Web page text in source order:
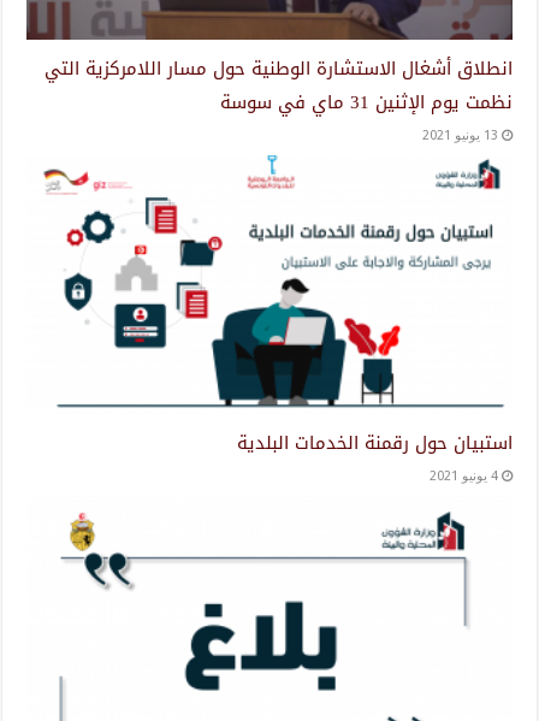
انطلاق أشغال الاستشارة الوطنية حول مسار اللامركزية التي
نظمت يوم الإثنين 31 ماي في سوسة
13 يونيو 2021
استبيان حول رقمنة الخدمات البلدية
4 يونيو 2021